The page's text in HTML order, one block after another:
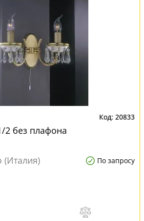
20833
2 без плафона
(Италия) По запросу